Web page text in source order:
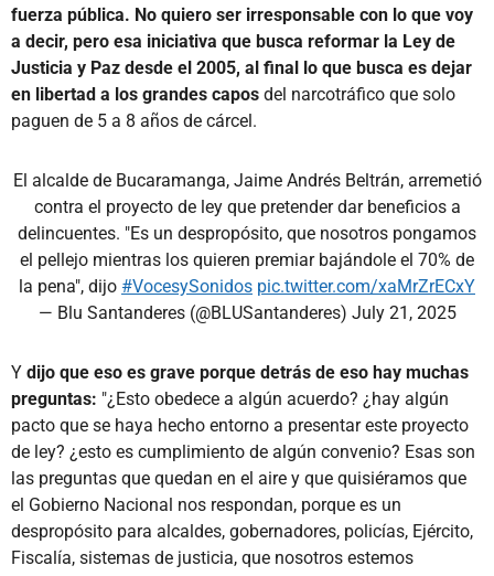
fuerza pública. No quiero ser irresponsable con lo que voy
a decir, pero esa iniciativa que busca reformar la Ley de
Justicia y Paz desde el 2005, al final lo que busca es dejar
en libertad a los grandes capos del narcotráfico que solo
paguen de 5 a 8 años de cárcel.
El alcalde de Bucaramanga, Jaime Andrés Beltrán, arremetió
contra el proyecto de ley que pretender dar beneficios a
delincuentes. "Es un despropósito, que nosotros pongamos
el pellejo mientras los quieren premiar bajándole el 70% de
la pena", dijo #VocesySonidos pic.twitter.com/xaMrZrECxY
— Blu Santanderes (@BLUSantanderes) July 21, 2025
Y dijo que eso es grave porque detrás de eso hay muchas
preguntas: "¿Esto obedece a algún acuerdo? ¿hay algún
pacto que se haya hecho entorno a presentar este proyecto
de ley? ¿esto es cumplimiento de algún convenio? Esas son
las preguntas que quedan en el aire y que quisiéramos que
el Gobierno Nacional nos respondan, porque es un
despropósito para alcaldes, gobernadores, policías, Ejército,
Fiscalía, sistemas de justicia, que nosotros estemos